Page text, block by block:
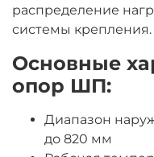
распределение
системы крепления.
Основные
опор ШП:
Диапазон
до 820 мм